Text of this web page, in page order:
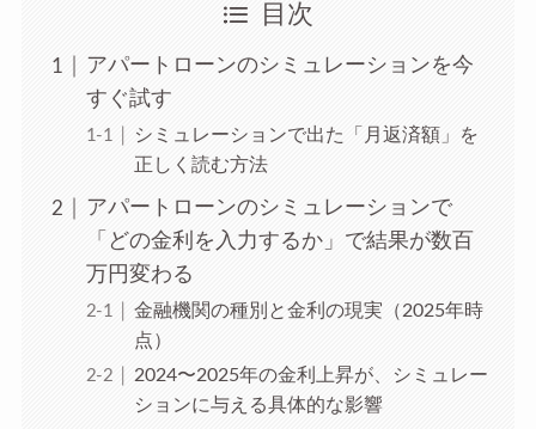
目次
アパートローンのシミュレーションを今
すぐ試す
シミュレーションで出た「月返済額」を
正しく読む方法
アパートローンのシミュレーションで
「どの金利を入力するか」で結果が数百
万円変わる
金融機関の種別と金利の現実（2025年時
点）
2024〜2025年の金利上昇が、シミュレー
ションに与える具体的な影響